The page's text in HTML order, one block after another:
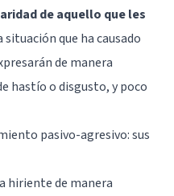
de aquello que les
situación que ha causado
de manera
hastío o disgusto, y poco
pasivo-agresivo: sus
hiriente de manera